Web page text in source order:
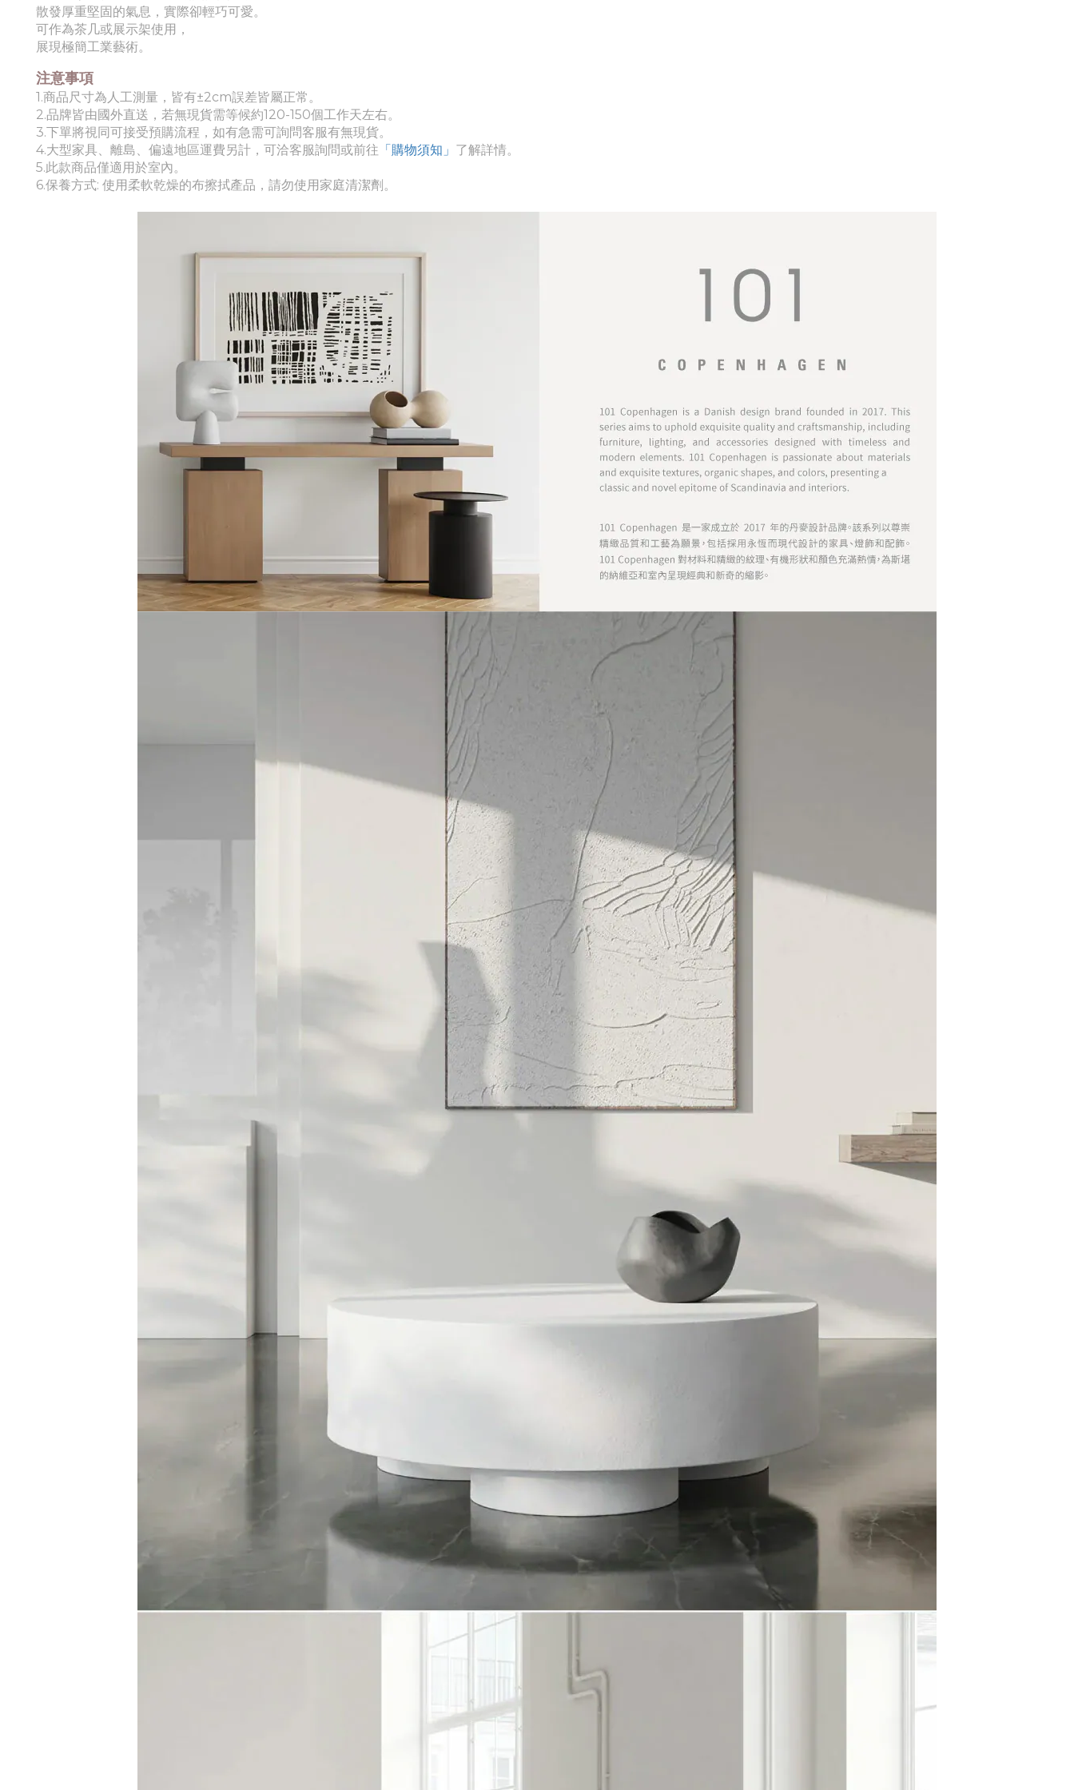
散發厚重堅固的氣息，實際卻輕巧可愛。
可作為茶几或展示架使用，
展現極簡工業藝術。
注意事項
1.商品尺寸為人工測量，皆有±2cm誤差皆屬正常。
2.品牌皆由國外直送，若無現貨需等候約120-150個工作天左右。
3.下單將視同可接受預購流程，如有急需可詢問客服有無現貨。
4.大型家具、離島、偏遠地區運費另計，可洽客服詢問或前往 「購物須知」 了解詳情。
5.此款商品僅適用於室內。
6.保養方式: 使用柔軟乾燥的布擦拭產品，請勿使用家庭清潔劑。